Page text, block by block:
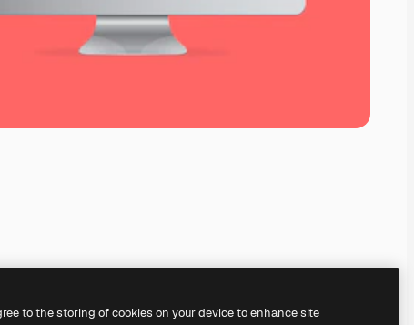
to the storing of cookies on your device to enhance site